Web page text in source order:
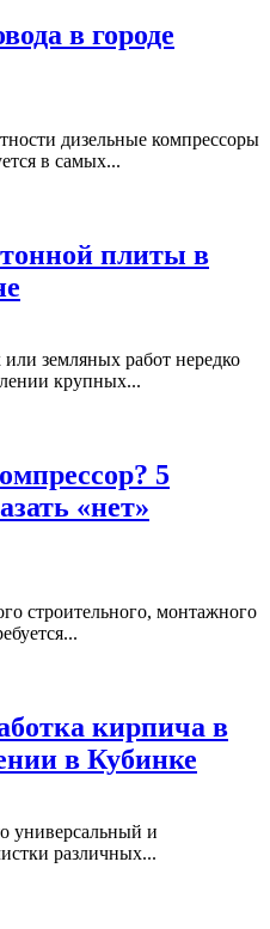
в городе
дизельные компрессоры
в самых...
плиты в
земляных работ нередко
крупных...
5
«нет»
строительного, монтажного
кирпича в
в Кубинке
универсальный и
различных...